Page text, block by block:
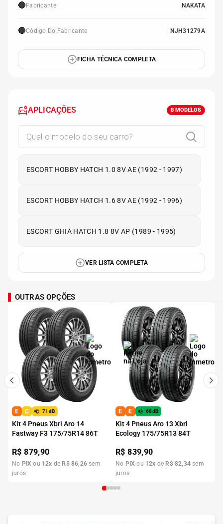
🔴 Fabricante NAKATA
🔴Código Do Fabricante NJH31279A
FICHA TÉCNICA COMPLETA
APLICAÇÕES 8 MODELOS
ESCORT HOBBY HATCH 1.0 8V AE (1992 - 1997)
ESCORT HOBBY HATCH 1.6 8V AE (1992 - 1996)
ESCORT GHIA HATCH 1.8 8V AP (1989 - 1995)
VER LISTA COMPLETA
OUTRAS OPÇÕES
E C 71dB
Kit 4 Pneus Xbri Aro 14
Fastway F3 175/75R14 86T
R$879,90
No PIX ou 12x de R$ 86,26 sem
juros
E E 68dB
Kit 4 Pneus Aro 13 Xbri
Ecology 175/75R13 84T
R$839,90
No PIX ou 12x de R$ 82,34 sem
juros